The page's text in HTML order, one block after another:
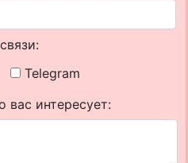
Telegram
вас интересует: